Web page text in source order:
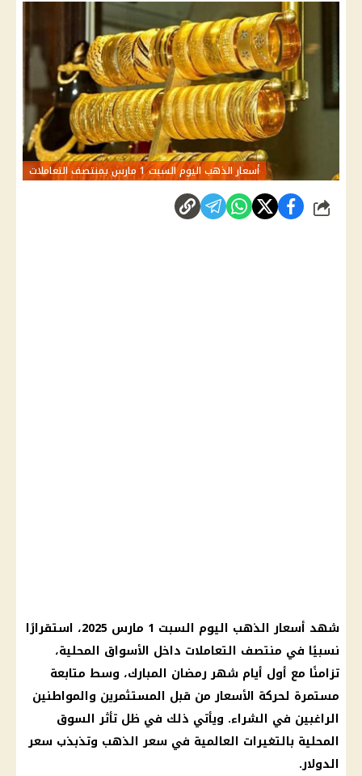
أسعار الذهب اليوم السبت 1 مارس بمنتصف التعاملات
شارك
شهد أسعار الذهب اليوم السبت 1 مارس 2025، استقرارًا
نسبيًا في منتصف التعاملات داخل الأسواق المحلية،
تزامنًا مع أول أيام شهر رمضان المبارك، وسط متابعة
مستمرة لحركة الأسعار من قبل المستثمرين والمواطنين
الراغبين في الشراء. ويأتي ذلك في ظل تأثر السوق
المحلية بالتغيرات العالمية في سعر الذهب وتذبذب سعر
الدولار.